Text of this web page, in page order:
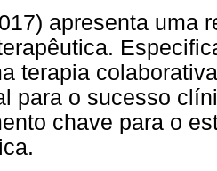
apresenta uma
terapia
para o sucesso
chave para o